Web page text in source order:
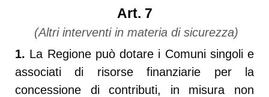
Art. 7
(Altri interventi in materia di sicurezza)
1. La Regione può dotare i Comuni singoli e
associati di risorse finanziarie per la
concessione di contributi, in misura non